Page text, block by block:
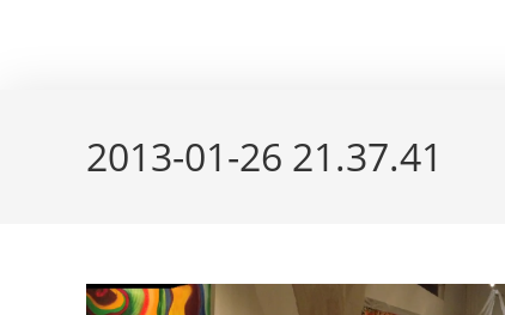
2013-01-26 21.37.41